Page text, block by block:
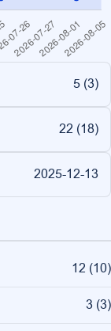
5 (3)
22 (18)
2025-12-13
12 (10)
3 (3)